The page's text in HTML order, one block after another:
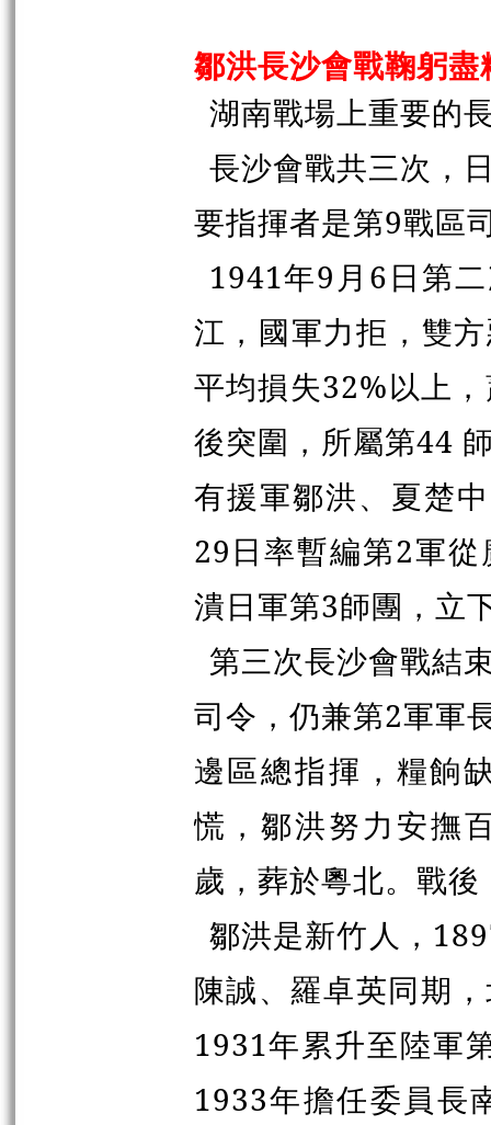
鄒洪長沙會戰鞠躬盡
湖南戰場上重要的
長沙會戰共三次，
要指揮者是第9戰區
1941年9月6日第
江，國軍力拒，雙
平均損失32%以上
後突圍，所屬第44
有援軍鄒洪、夏楚
29日率暫編第2軍
潰日軍第3師團，立
第三次長沙會戰結
司令，仍兼第2軍軍
邊區總指揮，糧餉
慌，鄒洪努力安撫
歲，葬於粵北。戰
鄒洪是新竹人，
陳誠、羅卓英同期
1931年累升至陸軍
1933年擔任委員長